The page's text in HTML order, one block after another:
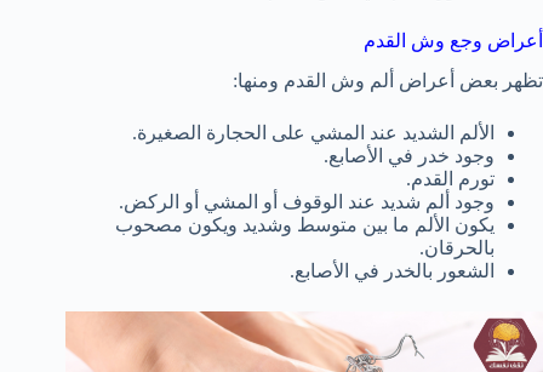
أعراض وجع وش القدم
تظهر بعض أعراض ألم وش القدم ومنها:
الألم الشديد عند المشي على الحجارة الصغيرة.
وجود خدر في الأصابع.
تورم القدم.
وجود ألم شديد عند الوقوف أو المشي أو الركض.
يكون الألم ما بين متوسط وشديد ويكون مصحوب
بالحرقان.
الشعور بالخدر في الأصابع.